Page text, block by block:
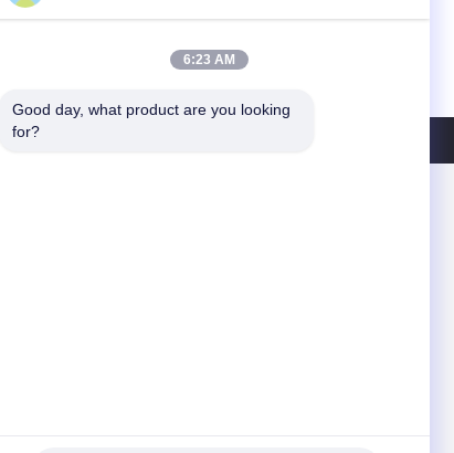
Rights Reserved.
6:23 AM
Good day, what product are you looking
for?